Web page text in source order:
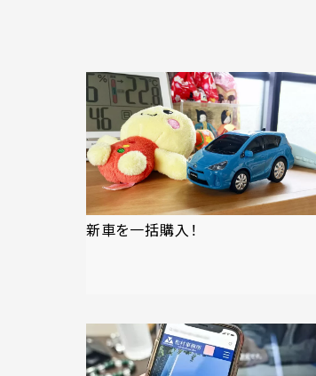
新車を一括購入！